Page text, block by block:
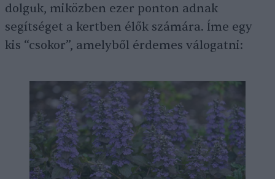
dolguk, miközben ezer ponton adnak
segítséget a kertben élők számára. Íme egy
kis “csokor”, amelyből érdemes válogatni: